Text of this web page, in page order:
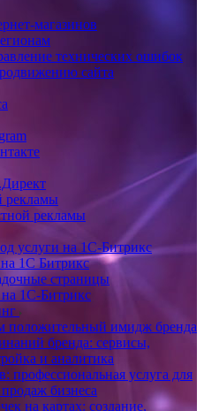
магазинов
технических ошибок
сайта
рекламы
рекламы
услуги на 1С-Битрикс
1С Битрикс
страницы
1С-Битрикс
положительный имидж бренда
бренда: сервисы,
и аналитика
профессиональная услуга для
бизнеса
на картах: создание,